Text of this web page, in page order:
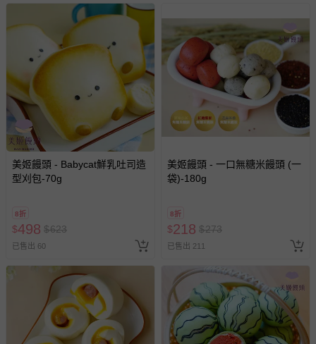
美姬饅頭 - Babycat鮮乳吐司造
型刈包-70g
8折
$498 $623
已售出 60
美姬饅頭 - 一口無糖米饅頭 (一
袋)-180g
8折
$218 $273
已售出 211